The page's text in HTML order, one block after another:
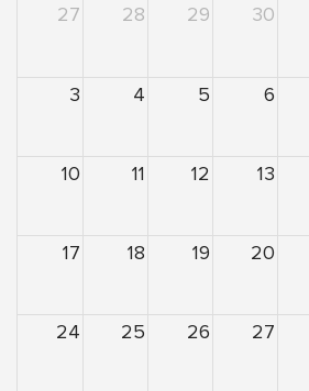
27
28 29 30
3 4 5 6
10 11 12 13
17 18 19 20
24 25 26 27